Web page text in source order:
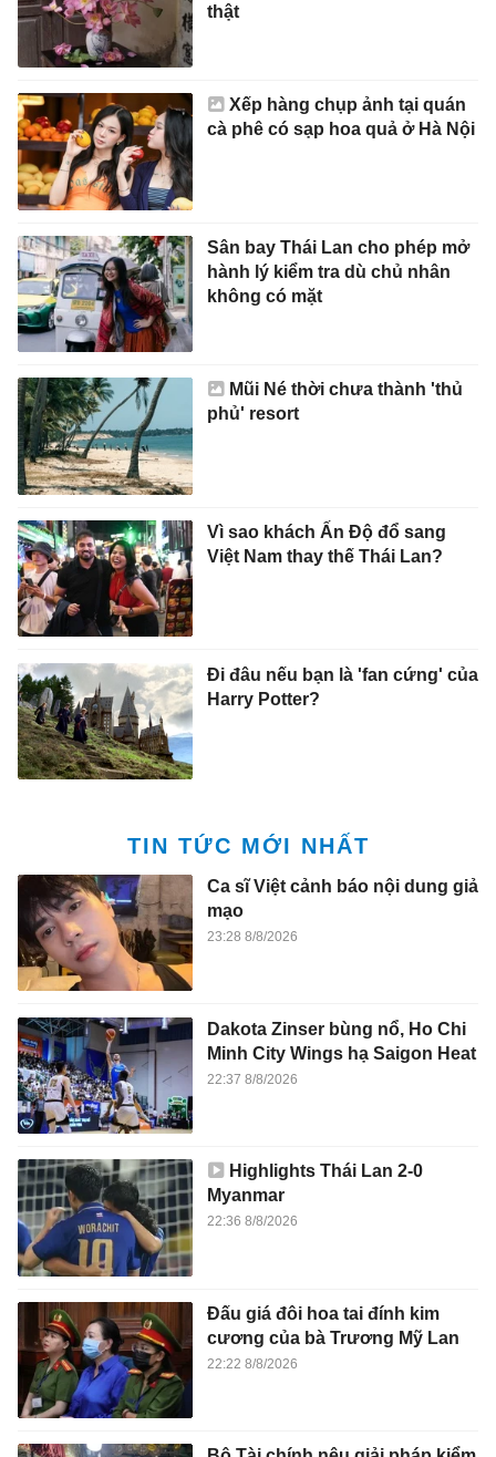
thật
Xếp hàng chụp ảnh tại quán
cà phê có sạp hoa quả ở Hà Nội
Sân bay Thái Lan cho phép mở
hành lý kiểm tra dù chủ nhân
không có mặt
Mũi Né thời chưa thành 'thủ
phủ' resort
Vì sao khách Ấn Độ đổ sang
Việt Nam thay thế Thái Lan?
Đi đâu nếu bạn là 'fan cứng' của
Harry Potter?
TIN TỨC MỚI NHẤT
Ca sĩ Việt cảnh báo nội dung giả
mạo
23:28 8/8/2026
Dakota Zinser bùng nổ, Ho Chi
Minh City Wings hạ Saigon Heat
22:37 8/8/2026
Highlights Thái Lan 2-0
Myanmar
22:36 8/8/2026
Đấu giá đôi hoa tai đính kim
cương của bà Trương Mỹ Lan
22:22 8/8/2026